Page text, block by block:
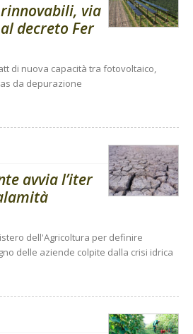
via
decreto Fer
di nuova capacità tra fotovoltaico,
da depurazione
avvia l’iter
dell'Agricoltura per definire
delle aziende colpite dalla crisi idrica